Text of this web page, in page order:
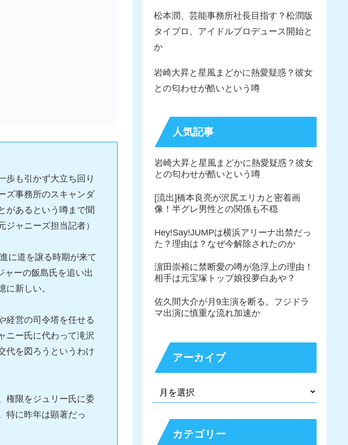
歩も引かず大立ち回り
ズ事務所のスキャンダ
があるという噂まで聞
ャニーズ担当記者）
に道を譲る時期が来て
ャーの飯島氏を追い出
に新しい。
経営の司令塔を任せる
ニー氏に代わって滝沢
代を図ろうというわけ
権限をジュリー氏に委
特に昨年は顕著だっ
松本潤、芸能事務所社長目指す？松潤版
タイプロ、アイドルプロデュース開始と
か
岩崎大昇と星風まどかに熱愛疑惑？彼女
との匂わせが酷いという噂
人気記事
岩崎大昇と星風まどかに熱愛疑惑？彼女
との匂わせが酷いという噂
[流出]橋本良亮が沢尻エリカと密着画
像！半グレ男性との関係も不穏
Hey!Say!JUMPは横浜アリーナ出禁だっ
た？理由は？なぜ今解除されたのか
濵田崇裕に禁断愛の噂が急浮上の理由！
相手は元宝塚トップ娘役夢白あや？
佐久間大介が月9主演を断る。フジドラ
マ出演に慎重な流れ加速か
アーカイブ
カテゴリー